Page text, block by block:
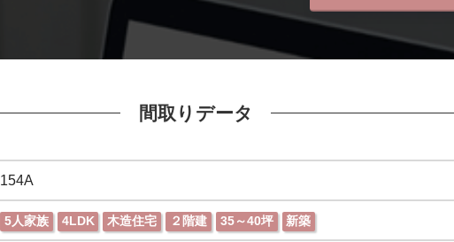
間取りデータ
154A
5人家族 4LDK 木造住宅 ２階建 35～40坪 新築